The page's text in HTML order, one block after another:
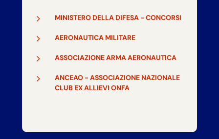
5 MINISTERO DELLA DIFESA - CONCORSI
5 AERONAUTICA MILITARE
5 ASSOCIAZIONE ARMA AERONAUTICA
5
ANCEAO - ASSOCIAZIONE NAZIONALE
CLUB EX ALLIEVI ONFA